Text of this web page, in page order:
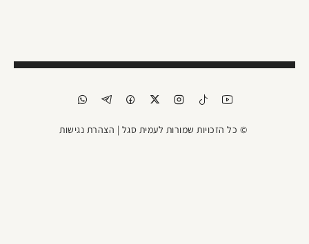
© כל הזכויות שמורות לעמית סגל | הצהרת נגישות